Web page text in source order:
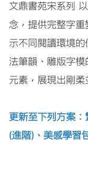
文鼎書苑宋系列
念，提供完整字
示不同閱讀環境
法筆韻、雕版字
元素，展現出剛柔
更新至下列方案
(進階)、美感學習